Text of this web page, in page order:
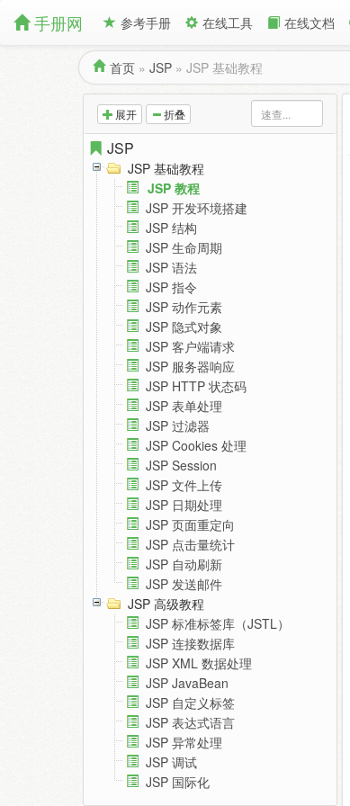
手册网 参考手册 在线工具 在线文档
首页 » JSP » JSP 基础教程
展开 折叠
JSP
JSP 基础教程
JSP 教程
JSP 开发环境搭建
JSP 结构
JSP 生命周期
JSP 语法
JSP 指令
JSP 动作元素
JSP 隐式对象
JSP 客户端请求
JSP 服务器响应
JSP HTTP 状态码
JSP 表单处理
JSP 过滤器
JSP Cookies 处理
JSP Session
JSP 文件上传
JSP 日期处理
JSP 页面重定向
JSP 点击量统计
JSP 自动刷新
JSP 发送邮件
JSP 高级教程
JSP 标准标签库（JSTL）
JSP 连接数据库
JSP XML 数据处理
JSP JavaBean
JSP 自定义标签
JSP 表达式语言
JSP 异常处理
JSP 调试
JSP 国际化